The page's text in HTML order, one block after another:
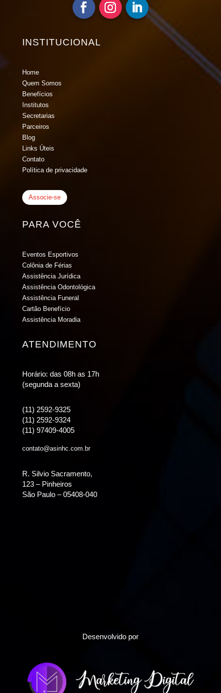
INSTITUCIONAL
Home
Quem Somos
Benefícios
Institutos
Secretarias
Parceiros
Blog
Links Úteis
Contato
Política de privacidade
Associe-se
PARA VOCÊ
Eventos Esportivos
Colônia de Férias
Assistência Jurídica
Assistência Odontológica
Assistência Funeral
Cartão Benefício
Assistência Moradia
ATENDIMENTO
Horário: das 08h as 17h
(segunda a sexta)
(11) 2592-9325
(11) 2592-9324
(11) 97409-4005
contato@asinhc.com.br
R. Silvio Sacramento,
123 – Pinheiros
São Paulo – 05408-040
Desenvolvido por